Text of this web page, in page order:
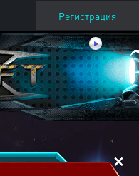
Регистрация